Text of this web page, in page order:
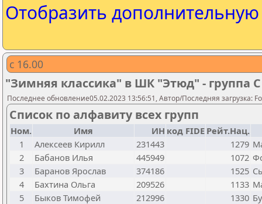
Отобразить
с 16.00
"Зимняя классика" в ШК "Этюд" - группа С
Последнее обновление05.02.2023 13:56:51, Автор/Последняя загрузка:
Список по алфавиту всех групп
Ном. Имя ИН код FIDE Рейт.Нац.
1
Алексеев Кирилл 231443 1279
2
Бабанов Илья 445949 1072
3
Баранов Ярослав 374186 1525
4
Бахтина Ольга 209526 1133
5
Быков Тимофей 212996 1330